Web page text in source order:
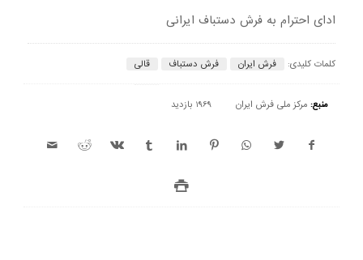
ادای احترام به فرش دستباف ایرانی
کلمات کلیدی: فرش ایران فرش دستباف قالی
منبع: مرکز ملی فرش ایران 1969 بازدید